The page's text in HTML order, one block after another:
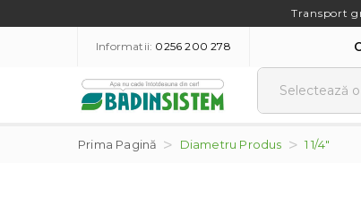
Transport
Informatii: 0256 200 278
Prima Pagină Diametru Produs 1 1/4"